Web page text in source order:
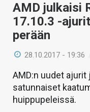
AMD julkaisi
17.10.3 -
perään
28.10.2017 - 19:36
AMD:n uudet
satunnaiset
huippupeleissä.